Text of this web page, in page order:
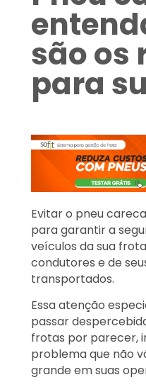
são os
para
Evitar o pneu
para garantir a
veículos da sua
condutores e de
transportados.
Essa atenção
passar
frotas por parecer,
problema que não
grande em suas